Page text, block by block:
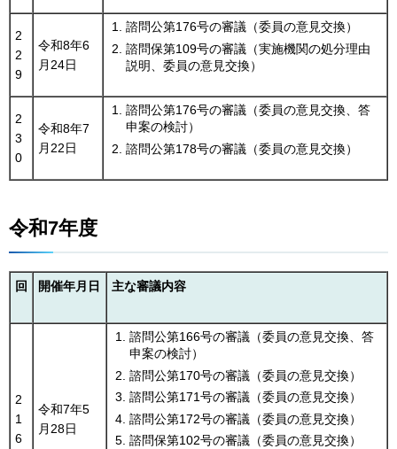
2
2
9
令和8年6
月24日
諮問公第176号の審議（委員の意見交換）
諮問保第109号の審議（実施機関の処分理由
説明、委員の意見交換）
2
3
0
令和8年7
月22日
諮問公第176号の審議（委員の意見交換、答
申案の検討）
諮問公第178号の審議（委員の意見交換）
令和7年度
回 開催年月日 主な審議内容
2
1
6
令和7年5
月28日
諮問公第166号の審議（委員の意見交換、答
申案の検討）
諮問公第170号の審議（委員の意見交換）
諮問公第171号の審議（委員の意見交換）
諮問公第172号の審議（委員の意見交換）
諮問保第102号の審議（委員の意見交換）